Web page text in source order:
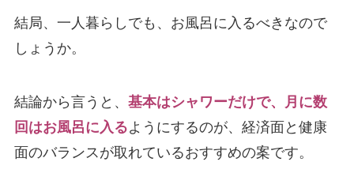
結局、一人暮らしでも、お風呂に入るべきなので
しょうか。
結論から言うと、 基本はシャワーだけで、月に数
回はお風呂に入るようにするのが、経済面と健康
面のバランスが取れているおすすめの案です。